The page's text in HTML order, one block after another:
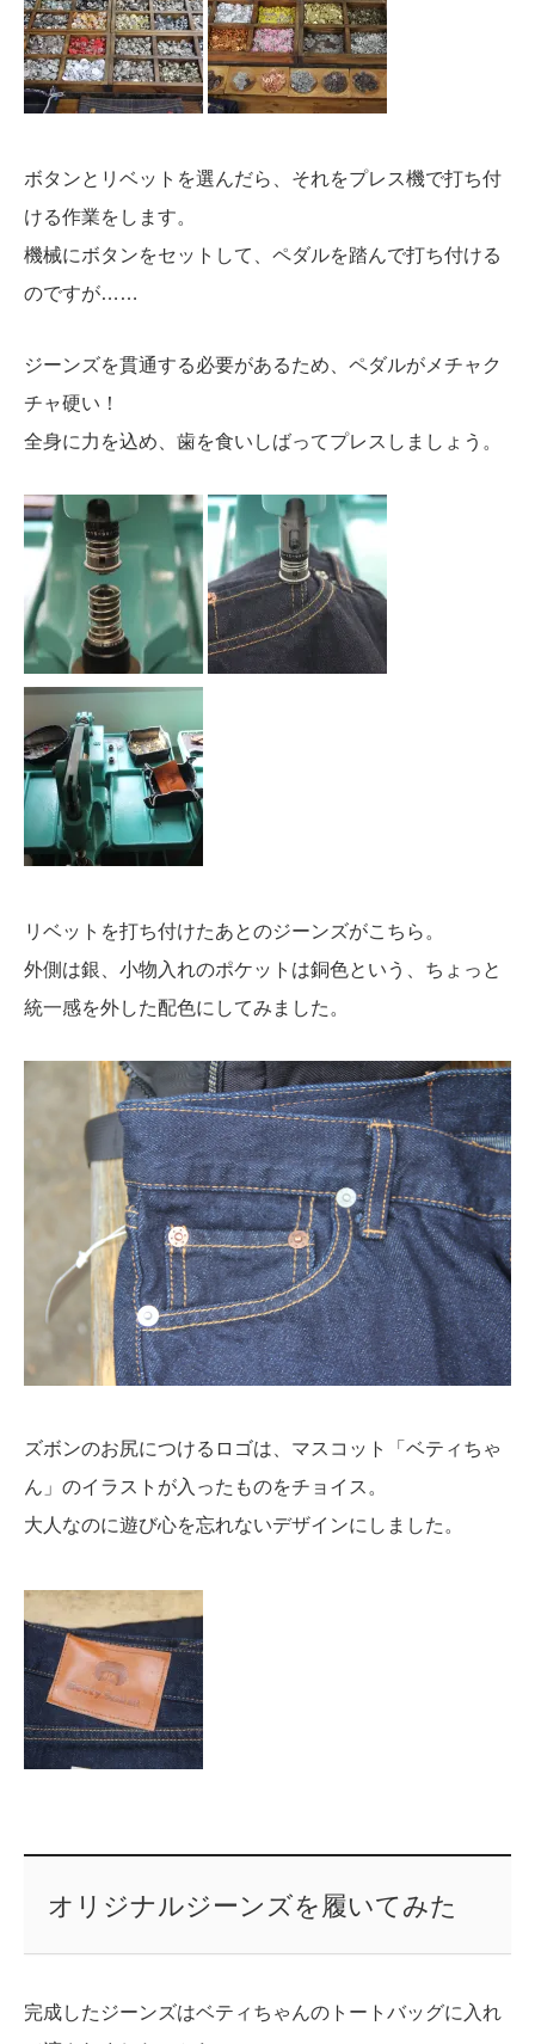
ボタンとリベットを選んだら、それをプレス機で打ち付
ける作業をします。
機械にボタンをセットして、ペダルを踏んで打ち付ける
のですが……
ジーンズを貫通する必要があるため、ペダルがメチャク
チャ硬い！
全身に力を込め、歯を食いしばってプレスしましょう。
リベットを打ち付けたあとのジーンズがこちら。
外側は銀、小物入れのポケットは銅色という、ちょっと
統一感を外した配色にしてみました。
ズボンのお尻につけるロゴは、マスコット「ベティちゃ
ん」のイラストが入ったものをチョイス。
大人なのに遊び心を忘れないデザインにしました。
オリジナルジーンズを履いてみた
完成したジーンズはベティちゃんのトートバッグに入れ